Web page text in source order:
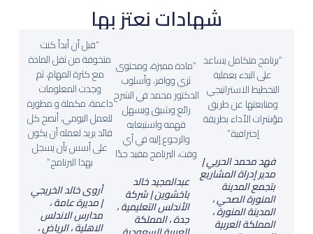
شهادات نعتز بها
“برنامج متكامل يساعد
على البدء بعملية
التخطيط الاستراتيجي
ومتابعتها عن طريق
مؤشرات الأداء بطريقة
إحترافية.”
فهد محمد الحربي |
مدير إدراة المشاريع
بتجمع المدينة
المنورة الصحي ،
المدينة المنورة ،
المملكة العربية
“مادة مميزة، ومحتوى
ثري ووافر، وأسلوب
الدكتور محمد في الشرح
رائع وشيق ويسهل
فهمه واستيعابه
والرجوع إليه في أي
وقت، البرنامج مفيد جدًا
عبدالمجيد خالد
باخشوين | شركة
الأندلس التعليمية ،
جدة ، المملكة
“قبل أن أبدأ كنت
متخوفة من ثقل المادة
مع كثرة المهام، ثم
وجدت المعلومات
داعمة، مكملة و مطورة
للعمل اليومي، أنصح كل
قائد يريد لعمله أن يكون
على أسس بأن يسجل
بهذا البرنامج.”
أروى خالد الخريجي
| مديرة عامة ،
مدارس الاندلس
الاهلية ، الرياض ،